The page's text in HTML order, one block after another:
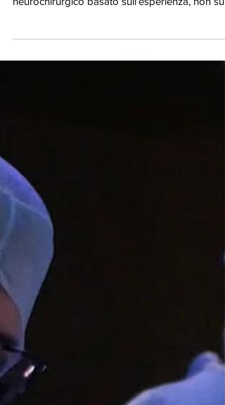
chirurgia è davvero necessaria. Un approccio
mode.